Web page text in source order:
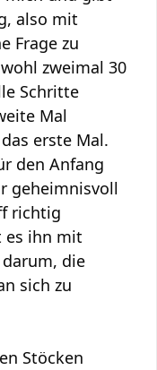
also mit
Frage zu
zweimal 30
Schritte
Mal
erste Mal.
den Anfang
geheimnisvoll
richtig
es ihn mit
die
sich zu
Stöcken